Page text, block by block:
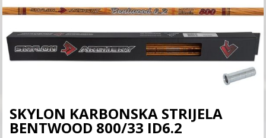
SKYLON KARBONSKA STRIJELA
BENTWOOD 800/33 ID6.2